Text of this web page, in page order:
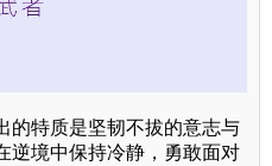
的特质是坚韧不拔的意志与
逆境中保持冷静，勇敢面对